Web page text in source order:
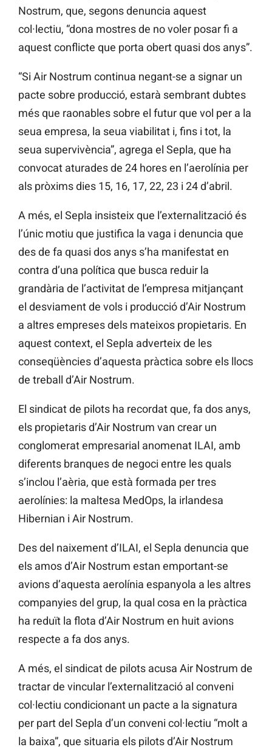
Nostrum, que, segons denuncia aquest
col·lectiu, “dona mostres de no voler posar fi a
aquest conflicte que porta obert quasi dos anys”.
“Si Air Nostrum continua negant-se a signar un
pacte sobre producció, estarà sembrant dubtes
més que raonables sobre el futur que vol per a la
seua empresa, la seua viabilitat i, fins i tot, la
seua supervivència”, agrega el Sepla, que ha
convocat aturades de 24 hores en l’aerolínia per
als pròxims dies 15, 16, 17, 22, 23 i 24 d’abril.
A més, el Sepla insisteix que l’externalització és
l’únic motiu que justifica la vaga i denuncia que
des de fa quasi dos anys s’ha manifestat en
contra d’una política que busca reduir la
grandària de l’activitat de l’empresa mitjançant
el desviament de vols i producciód’Air Nostrum
a altres empreses dels mateixos propietaris. En
aquest context, el Sepla adverteix de les
conseqüències d’aquesta pràctica sobre els llocs
de treball d’Air Nostrum.
El sindicat de pilots ha recordat que, fa dos anys,
els propietaris d’Air Nostrum van crear un
conglomerat empresarial anomenat ILAI, amb
diferents branques de negoci entre les quals
s’inclou l’aèria, que està formada per tres
aerolínies: la maltesa MedOps, la irlandesa
Hibernian i Air Nostrum.
Des del naixement d’ILAI, el Sepla denuncia que
els amosd’Air Nostrum estan emportant-se
avions d’aquesta aerolínia espanyola a les altres
companyies del grup, la qual cosa en la pràctica
ha reduït la flota d’Air Nostrum en huit avions
respecte a fa dos anys.
A més, el sindicat de pilots acusa Air Nostrum de
tractar de vincular l’externalització al conveni
col·lectiu condicionant un pacte a la signatura
per part del Sepla d’un conveni col·lectiu “molt a
la baixa”, que situaria els pilotsd’Air Nostrum